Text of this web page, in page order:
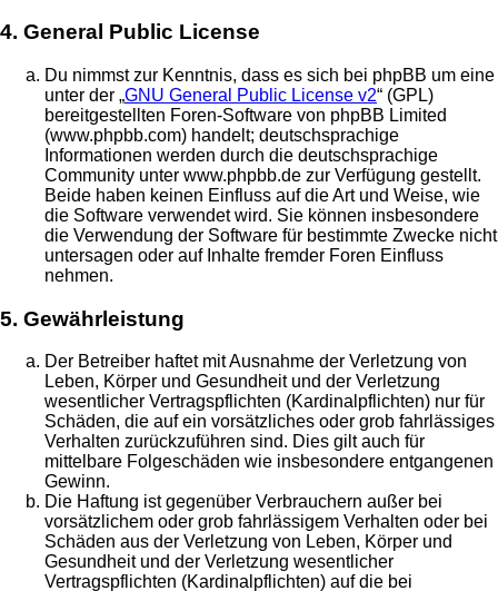
4. General Public License
Du nimmst zur Kenntnis, dass es sich bei phpBB um eine
unter der „GNU General Public License v2“ (GPL)
bereitgestellten Foren-Software von phpBB Limited
(www.phpbb.com) handelt; deutschsprachige
Informationen werden durch die deutschsprachige
Community unter www.phpbb.de zur Verfügung gestellt.
Beide haben keinen Einfluss auf die Art und Weise, wie
die Software verwendet wird. Sie können insbesondere
die Verwendung der Software für bestimmte Zwecke nicht
untersagen oder auf Inhalte fremder Foren Einfluss
nehmen.
5. Gewährleistung
Der Betreiber haftet mit Ausnahme der Verletzung von
Leben, Körper und Gesundheit und der Verletzung
wesentlicher Vertragspflichten (Kardinalpflichten) nur für
Schäden, die auf ein vorsätzliches oder grob fahrlässiges
Verhalten zurückzuführen sind. Dies gilt auch für
mittelbare Folgeschäden wie insbesondere entgangenen
Gewinn.
Die Haftung ist gegenüber Verbrauchern außer bei
vorsätzlichem oder grob fahrlässigem Verhalten oder bei
Schäden aus der Verletzung von Leben, Körper und
Gesundheit und der Verletzung wesentlicher
Vertragspflichten (Kardinalpflichten) auf die bei